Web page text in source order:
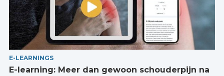
E-LEARNINGS
E-learning: Meer dan gewoon schouderpijn na